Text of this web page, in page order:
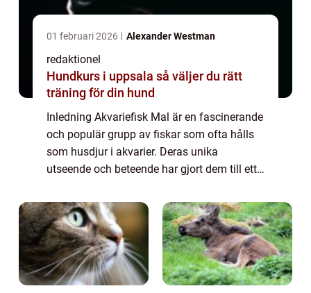
01 februari 2026 Alexander Westman
redaktionel
Hundkurs i uppsala så väljer du rätt
träning för din hund
Inledning Akvariefisk Mal är en fascinerande
och populär grupp av fiskar som ofta hålls
som husdjur i akvarier. Deras unika
utseende och beteende har gjort dem till ett
denna artikel kommer vi att ge en g...